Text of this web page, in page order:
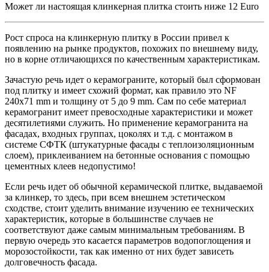
Может ли настоящая клинкерная плитка стоить ниже 12 Euro
Рост спроса на клинкерную плитку в России привел к
появлению на рынке продуктов, похожих по внешнему виду,
но в корне отличающихся по качественным характеристикам.
Зачастую речь идет о керамограните, который был сформован
под плитку и имеет схожий формат, как правило это NF
240x71 mm и толщину от 5 до 9 mm. Сам по себе материал
керамогранит имеет превосходные характеристики и может
десятилетиями служить. Но применение керамогранита на
фасадах, входных группах, цоколях и т.д. с монтажом в
системе СФТК (штукатурные фасады с теплоизоляционным
слоем), приклеиванием на бетонные основания с помощью
цементных клеев недопустимо!
Если речь идет об обычной керамической плитке, выдаваемой
за клинкер, то здесь, при всем внешнем эстетическом
сходстве, стоит уделить внимание изучению ее технических
характеристик, которые в большинстве случаев не
соответствуют даже самым минимальным требованиям. В
первую очередь это касается параметров водопоглощения и
морозостойкости, так как именно от них будет зависеть
долговечность фасада.